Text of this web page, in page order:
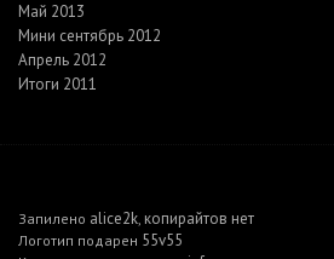
Май 2013
Мини сентябрь 2012
Апрель 2012
Итоги 2011
Запилено alice2k, копирайтов нет
Логотип подарен 55v55